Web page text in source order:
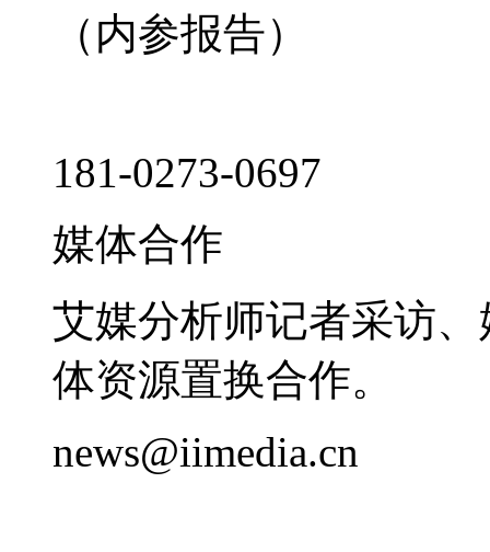
（内参报告）
181-0273-0697
媒体合作
艾媒分析师记者采访
体资源置换合作。
news@iimedia.cn